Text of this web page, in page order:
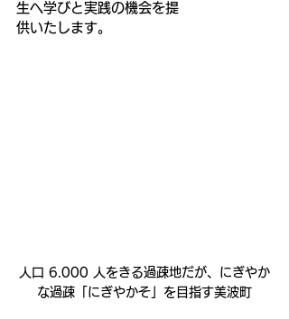
生へ学びと実践の機会を提
供いたします。
人口 6.000 人をきる過疎地だが、にぎやか
な過疎「にぎやかそ」を目指す美波町